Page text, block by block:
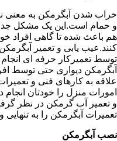
خراب شدن آبگرمکن به
و حمام است.این یک مشکل جدی
هم باعث شده تا گاهی افراد
کنند.عیب یابی و تعمیر
توسط تعمیرکار حرفه ای
آبگرمکن دیواری حتی توسط
علاقه به کارهای فنی و
امورات منزل را خودتان
و تعمیر آب گرمکن در نظر
تعمیرات آبگرمکن را به تنهایی
نصب آبگرمکن